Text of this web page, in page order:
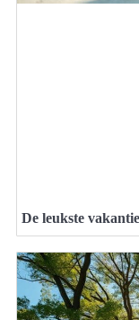
De leukste